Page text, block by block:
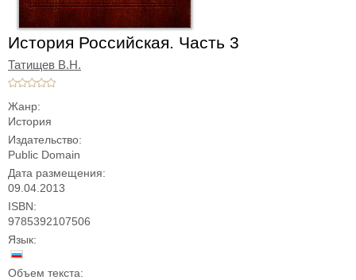
История Российская. Часть 3
Татищев В.Н.
Жанр:
История
Издательство:
Public Domain
Дата размещения:
09.04.2013
ISBN:
9785392107506
Язык:
Объем текста: